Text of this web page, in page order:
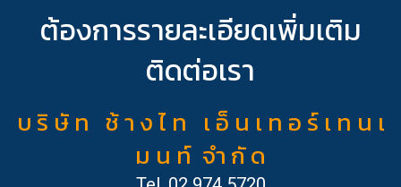
ต้องการรายละเอียดเพิ่มเติม
ติดต่อเรา
บ ริ ษั ท ช้ า ง ไ ท เ อ็ น เ ท อ ร์ เ ท น เ
ม น ท์ จำ กั ด